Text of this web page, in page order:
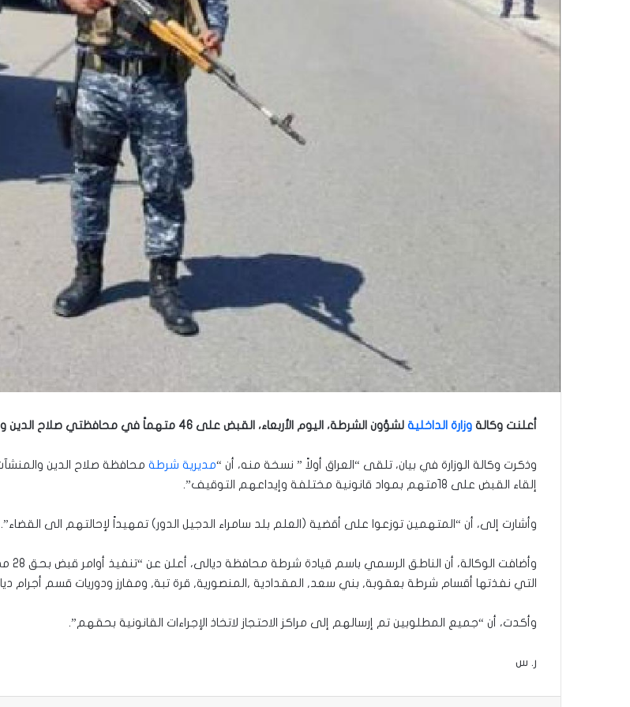
أعلنت وكالة وزارة الداخلية لشؤون الشرطة، اليوم الأربعاء، القبض على 46 متهماً في محافظتي صلاح الدين وديالى.
وذكرت وكالة الوزارة في بيان، تلقى “العراق أولاً ” نسخة منه، أن “مديرية شرطة محافظة صلاح الدين
إلقاء القبض على 18متهم بمواد قانونية مختلفة وإيداعهم التوقيف”.
وأشارت إلى، أن “المتهمين توزعوا على أقضية (العلم بلد سامراء الدجيل الدور) تمهيداً لإحالتهم الى القضاء”.
التي نفذتها أقسام شرطة بعقوبة, بني سعد, المقدادية ,المنصورية, قرة تبة, ومفارز ودوريات قسم أجرام
وأكدت، أن “جميع المطلوبين تم إرسالهم إلى مراكز الاحتجاز لاتخاذ الإجراءات القانونية بحقهم”.
ر. س